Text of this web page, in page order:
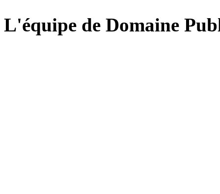
L'équipe de Domaine